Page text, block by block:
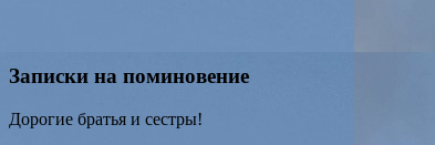
Записки на поминовение
Дорогие братья и сестры!